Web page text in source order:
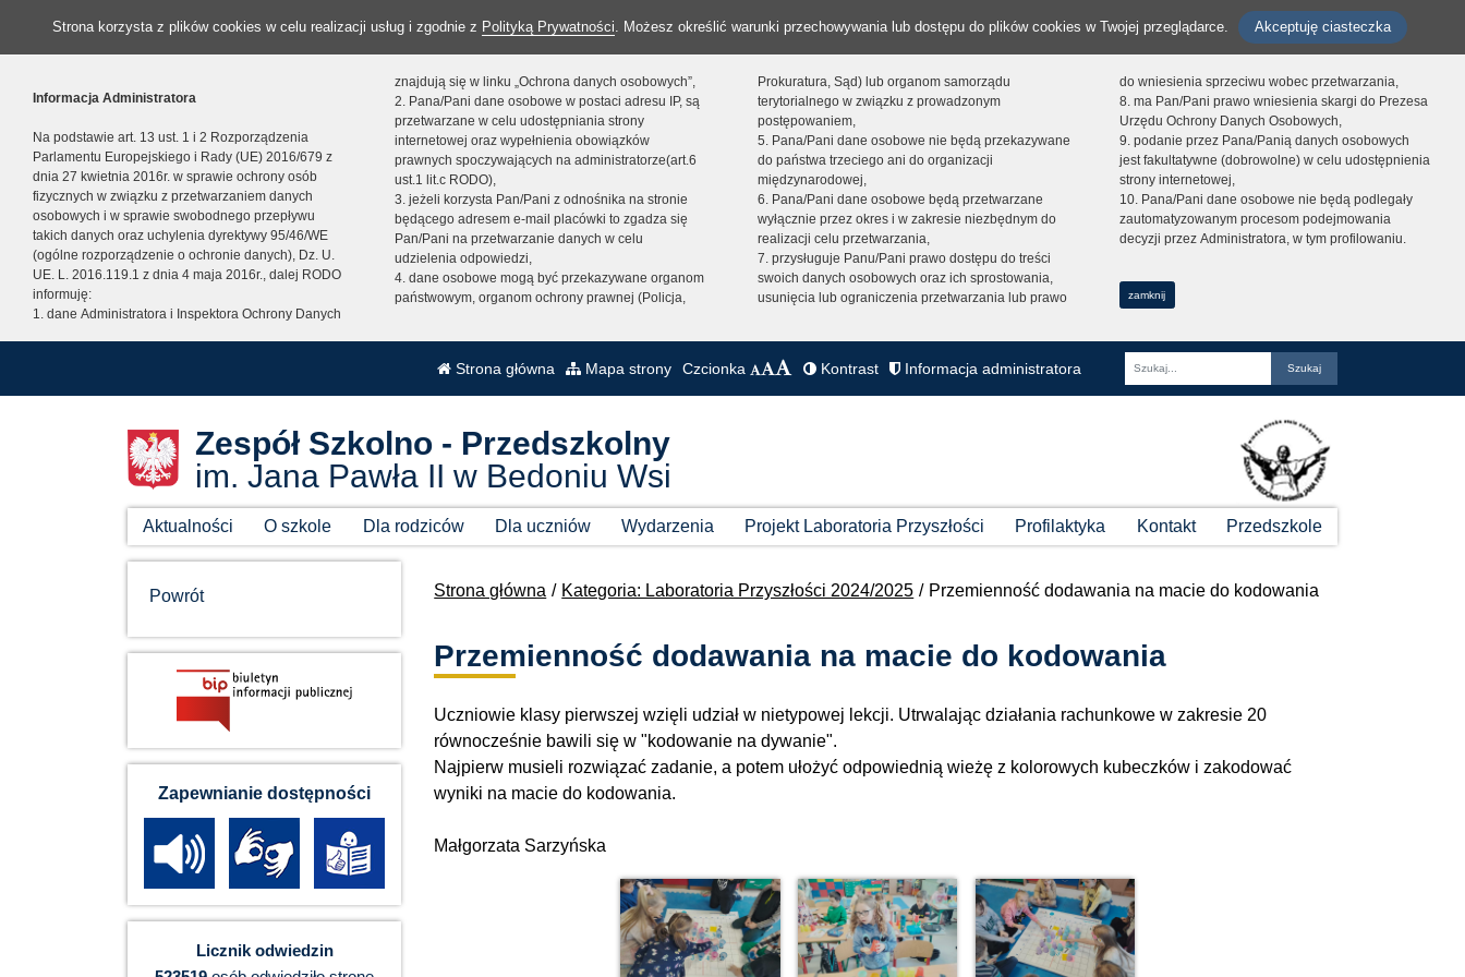
Strona korzysta z plików cookies w celu realizacji usług i zgodnie z Polityką Prywatności. Możesz określić warunki przechowywania lub dostępu do plików cookies w Twojej przeglądarce. Akceptuję ciasteczka
Informacja Administratora
Na podstawie art. 13 ust. 1 i 2 Rozporządzenia
Parlamentu Europejskiego i Rady (UE) 2016/679 z
dnia 27 kwietnia 2016r. w sprawie ochrony osób
fizycznych w związku z przetwarzaniem danych
osobowych i w sprawie swobodnego przepływu
takich danych oraz uchylenia dyrektywy 95/46/WE
(ogólne rozporządzenie o ochronie danych), Dz. U.
UE. L. 2016.119.1 z dnia 4 maja 2016r., dalej RODO
informuję:
1. dane Administratora i Inspektora Ochrony Danych
znajdują się w linku „Ochrona danych osobowych”,
2. Pana/Pani dane osobowe w postaci adresu IP, są
przetwarzane w celu udostępniania strony
internetowej oraz wypełnienia obowiązków
prawnych spoczywających na administratorze(art.6
ust.1 lit.c RODO),
3. jeżeli korzysta Pan/Pani z odnośnika na stronie
będącego adresem e-mail placówki to zgadza się
Pan/Pani na przetwarzanie danych w celu
udzielenia odpowiedzi,
4. dane osobowe mogą być przekazywane organom
państwowym, organom ochrony prawnej (Policja,
Prokuratura, Sąd) lub organom samorządu
terytorialnego w związku z prowadzonym
postępowaniem,
5. Pana/Pani dane osobowe nie będą przekazywane
do państwa trzeciego ani do organizacji
międzynarodowej,
6. Pana/Pani dane osobowe będą przetwarzane
wyłącznie przez okres i w zakresie niezbędnym do
realizacji celu przetwarzania,
7. przysługuje Panu/Pani prawo dostępu do treści
swoich danych osobowych oraz ich sprostowania,
usunięcia lub ograniczenia przetwarzania lub prawo
do wniesienia sprzeciwu wobec przetwarzania,
8. ma Pan/Pani prawo wniesienia skargi do Prezesa
Urzędu Ochrony Danych Osobowych,
9. podanie przez Pana/Panią danych osobowych
jest fakultatywne (dobrowolne) w celu udostępnienia
strony internetowej,
10. Pana/Pani dane osobowe nie będą podlegały
zautomatyzowanym procesom podejmowania
decyzji przez Administratora, w tym profilowaniu.
zamknij
Strona główna Mapa strony Czcionka Kontrast Informacja administratora
Fraza
Zespół Szkolno - Przedszkolny
im. Jana Pawła II w Bedoniu Wsi
Aktualności O szkole Dla rodziców Dla uczniów Wydarzenia Projekt Laboratoria Przyszłości Profilaktyka Kontakt Przedszkole
Strona główna Kategoria: Laboratoria Przyszłości 2024/2025 Przemienność dodawania na macie do kodowania
Przemienność dodawania na macie do kodowania
Uczniowie klasy pierwszej wzięli udział w nietypowej lekcji. Utrwalając działania rachunkowe w zakresie 20
równocześnie bawili się w "kodowanie na dywanie".
Najpierw musieli rozwiązać zadanie, a potem ułożyć odpowiednią wieżę z kolorowych kubeczków i zakodować
wyniki na macie do kodowania.
Małgorzata Sarzyńska
Powrót
Zapewnianie dostępności
Licznik odwiedzin